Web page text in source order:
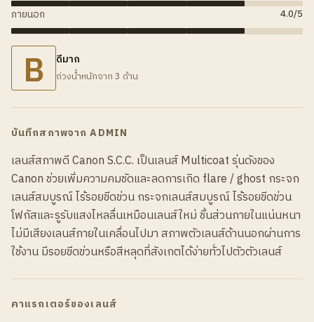
ภายนอก 4.0/5
B ดีมาก
ถ่วงน้ำหนักจาก 3 ด้าน
บันทึกสภาพจาก ADMIN
เลนส์สภาพดี Canon S.C.C. เป็นเลนส์ Multicoat รุ่นดังของ
Canon ช่วยเพิ่มความคมชัดและลดการเกิด flare / ghost กระจก
เลนส์สมบูรณ์ ไร้รอยขีดข่วน กระจกเลนส์สมบูรณ์ ไร้รอยขีดข่วน
โฟกัสและรูรับแสงไหลลื่นเหมือนเลนส์ใหม่ ชิ้นส่วนภายในแน่นหนา
ไม่มีเสียงเลนส์ภายในเคลื่อนไปมา สภาพตัวเลนส์ด้านนอกผ่านการ
ใช้งาน มีรอยขีดข่วนหรือสีหลุดที่สังเกตได้ง่ายทั่วไปตัวตัวเลนส์
คาแรกเตอร์ของเลนส์